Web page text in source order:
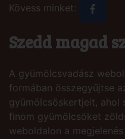
Kövess minket:
Szedd magad
A gyümölcsvadász
formában összegyűjtse
gyümölcsöskertjeit, ahol
finom gyümölcsöket
weboldalon a